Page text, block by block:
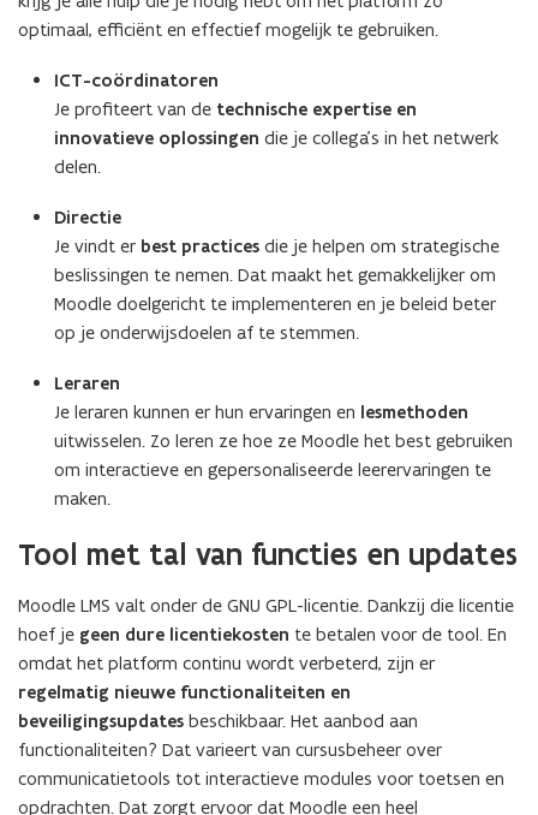
optimaal, efficiënt en effectief mogelijk te gebruiken.
ICT-coördinatoren
Je profiteert van de technische expertise en
innovatieve oplossingen die je collega’s in het netwerk
delen.
Directie
Je vindt er best practices die je helpen om strategische
beslissingen te nemen. Dat maakt het gemakkelijker om
Moodle doelgericht te implementeren en je beleid beter
op je onderwijsdoelen af te stemmen.
Leraren
Je leraren kunnen er hun ervaringen en lesmethoden
uitwisselen. Zo leren ze hoe ze Moodle het best gebruiken
om interactieve en gepersonaliseerde leerervaringen te
maken.
Tool met tal van functies en updates
Moodle LMS valt onder de GNU GPL-licentie. Dankzij die licentie
hoef je geen dure licentiekosten te betalen voor de tool. En
omdat het platform continu wordt verbeterd, zijn er
regelmatig nieuwe functionaliteiten en
beveiligingsupdates beschikbaar. Het aanbod aan
functionaliteiten? Dat varieert van cursusbeheer over
communicatietools tot interactieve modules voor toetsen en
opdrachten. Dat zorgt ervoor dat Moodle een heel